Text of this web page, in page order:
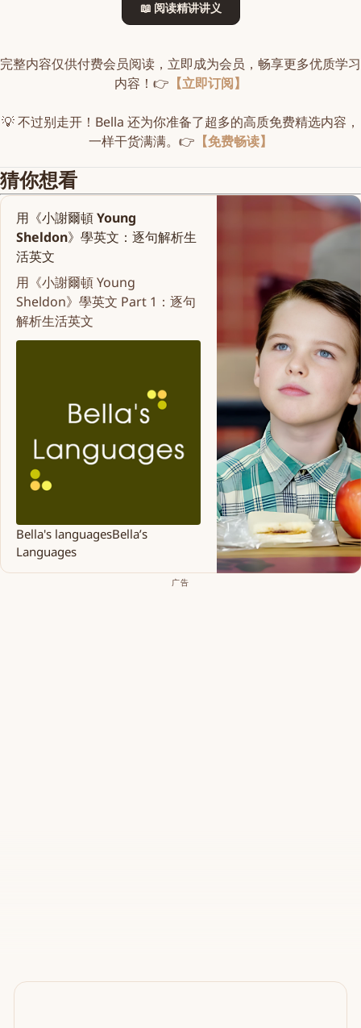
📖 阅读精讲讲义
完整内容仅供付费会员阅读，立即成为会员，畅享更多优质学习
内容！👉 【立即订阅】
💡 不过别走开！Bella 还为你准备了超多的高质免费精选内容，
一样干货满满。👉 【免费畅读】
猜你想看
用《小謝爾頓 Young
Sheldon》學英文：逐句解析生
活英文
用《小謝爾頓 Young
Sheldon》學英文 Part 1：逐句
解析生活英文
Bella's languagesBella’s
Languages
广告